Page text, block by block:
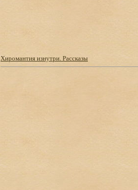
Хиромантия изнутри. Рассказы